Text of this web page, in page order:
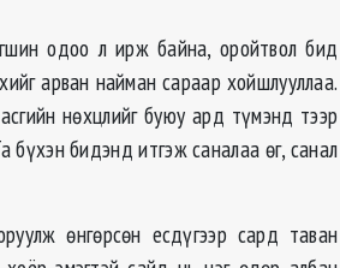
одоо л ирж байна, оройтвол бид
арван найман сараар хойшлууллаа.
нөхцлийг буюу ард түмэнд тээр
бүхэн бидэнд итгэж саналаа өг, санал
өнгөрсөн есдүгээр сард таван